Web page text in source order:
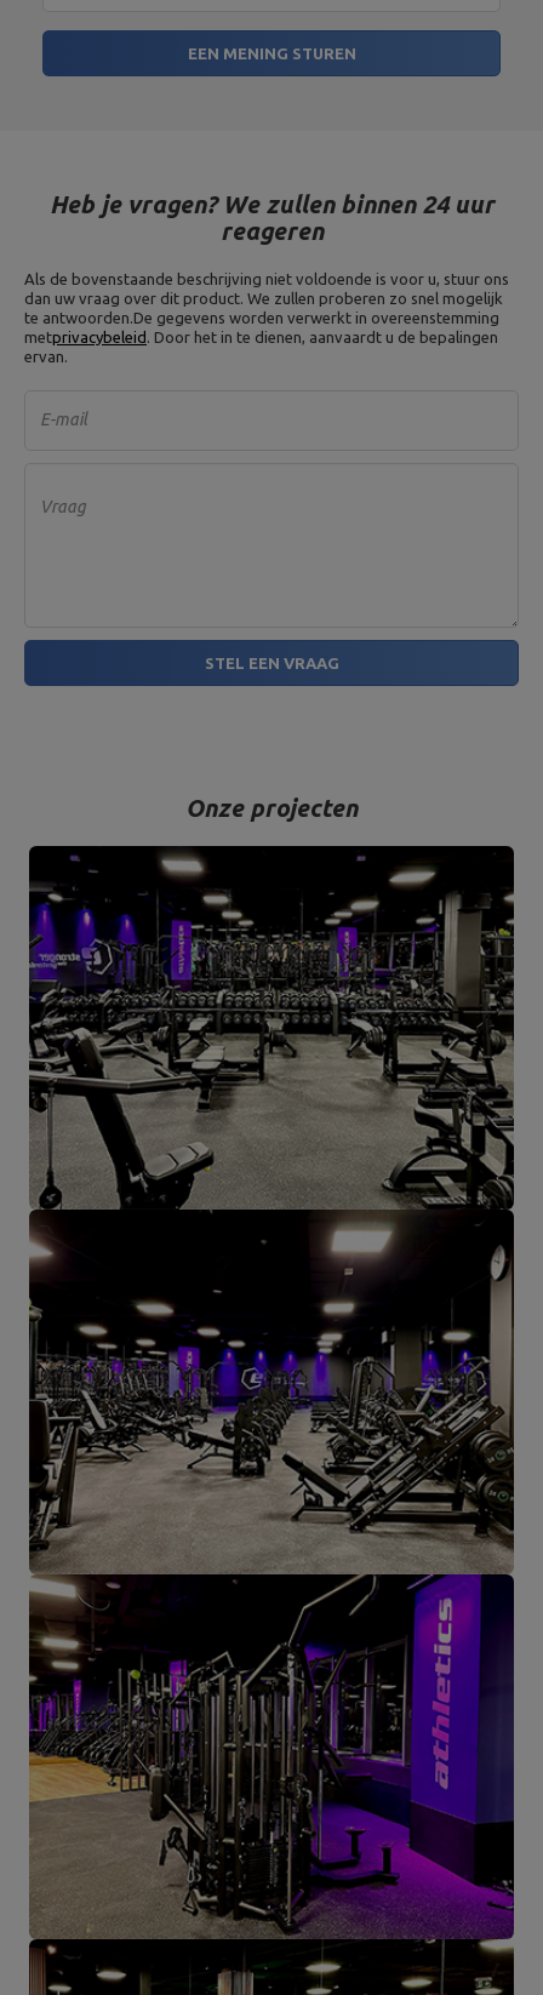
EEN MENING STUREN
Heb je vragen? We zullen binnen 24 uur
reageren
Als de bovenstaande beschrijving niet voldoende is voor u, stuur ons
dan uw vraag over dit product. We zullen proberen zo snel mogelijk
te antwoorden.De gegevens worden verwerkt in overeenstemming
metprivacybeleid . Door het in te dienen, aanvaardt u de bepalingen
ervan.
E-mail
Vraag
STEL EEN VRAAG
Onze projecten